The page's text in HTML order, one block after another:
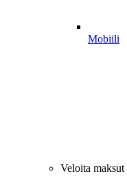
Mobiili
Veloita maksut